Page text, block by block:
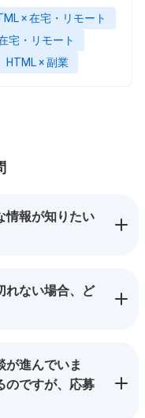
× 在宅・リモート
宅・リモート
HTML × 副業
情報が知りたい
れない場合、ど
が進んでいま
のですが、応募